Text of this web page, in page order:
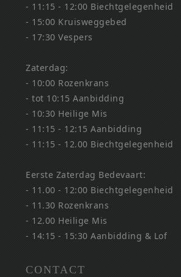
- 11:15 - 12:00 Biechtgelegenheid
- 15:00 Kruisweggebed
- 17:30 Vespers
Zaterdag:
- 10:00 Rozenkrans
- tot 10:15 Aanbidding
- 10:30 Heilige Mis
- 11:15 - 12:15 Aanbidding
- 11:15 - 12.00 Biechtgelegenheid
Eerste Zaterdag Bedevaart:
- 11.00 - 12:00 Biechtgelegenheid
- 11.30 Rozenkrans
- 12.00 Heilige Mis
- 14:15 - 15:30 Aanbidding & Lof
CONTACT